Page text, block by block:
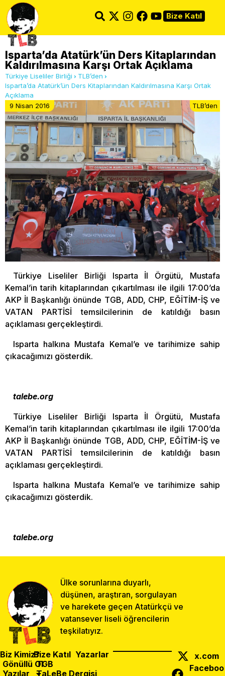
Bize Katıl
Isparta’da Atatürk’ün Ders Kitaplarından
Kaldırılmasına Karşı Ortak Açıklama
Türkiye Liseliler Birliği
TLB’den
Isparta’da Atatürk’ün Ders Kitaplarından Kaldırılmasına Karşı Ortak
Açıklama
9 Nisan 2016
TLB’den
Türkiye Liseliler Birliği Isparta İl Örgütü, Mustafa
Kemal’in tarih kitaplarından çıkartılması ile ilgili 17:00’da
AKP İl Başkanlığı önünde TGB, ADD, CHP, EĞİTİM-İŞ ve
VATAN PARTİSİ temsilcilerinin de katıldığı basın
açıklaması gerçekleştirdi.
Isparta halkına Mustafa Kemal’e ve tarihimize sahip
çıkacağımızı gösterdik.
talebe.org
Türkiye Liseliler Birliği Isparta İl Örgütü, Mustafa
Kemal’in tarih kitaplarından çıkartılması ile ilgili 17:00’da
AKP İl Başkanlığı önünde TGB, ADD, CHP, EĞİTİM-İŞ ve
VATAN PARTİSİ temsilcilerinin de katıldığı basın
açıklaması gerçekleştirdi.
Isparta halkına Mustafa Kemal’e ve tarihimize sahip
çıkacağımızı gösterdik.
talebe.org
Ülke sorunlarına duyarlı,
düşünen, araştıran, sorgulayan
ve harekete geçen Atatürkçü ve
vatansever liseli öğrencilerin
teşkilatıyız.
Biz Kimiz?
Gönüllü Ol
Yazılar
Bize Katıl Yazarlar
TGB
TaLeBe Dergisi
x.com
Faceboo